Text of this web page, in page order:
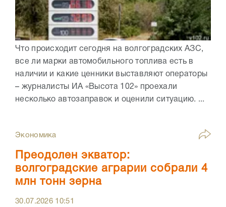
Что происходит сегодня на волгоградских АЗС,
все ли марки автомобильного топлива есть в
наличии и какие ценники выставляют операторы
– журналисты ИА «Высота 102» проехали
несколько автозаправок и оценили ситуацию. ...
Экономика
Преодолен экватор:
волгоградские аграрии собрали 4
млн тонн зерна
30.07.2026 10:51